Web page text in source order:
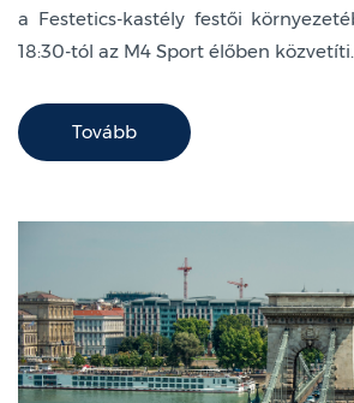
a Festetics-kastély festői
18:30-tól az M4 Sport élőben közvetíti.
Tovább